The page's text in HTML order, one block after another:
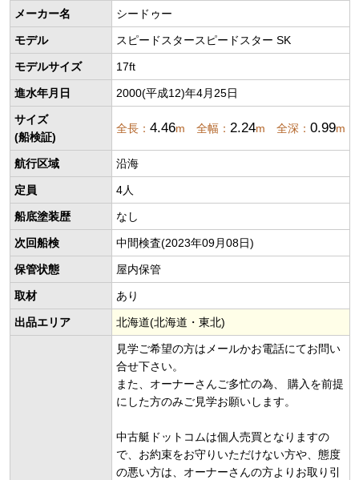
メーカー名 シードゥー
モデル スピードスタースピードスター SK
モデルサイズ 17ft
進水年月日 2000(平成12)年4月25日
サイズ
(船検証)
全長： 4.46m 全幅： 2.24m 全深： 0.99m
航行区域 沿海
定員 4人
船底塗装歴 なし
次回船検 中間検査(2023年09月08日)
保管状態 屋内保管
取材 あり
出品エリア 北海道(北海道・東北)
見学ご希望の方はメールかお電話にてお問い
合せ下さい。
また、オーナーさんご多忙の為、 購入を前提
にした方のみご見学お願いします。
中古艇ドットコムは個人売買となりますの
で、お約束をお守りいただけない方や、態度
の悪い方は、オーナーさんの方よりお取り引